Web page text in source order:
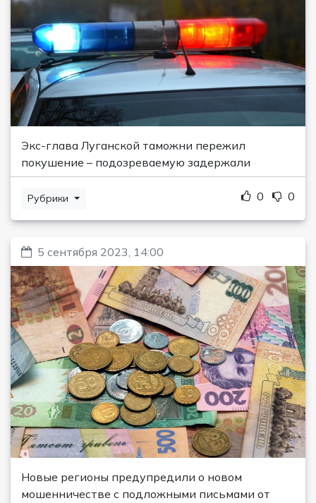
Экс-глава Луганской таможни пережил
покушение – подозреваемую задержали
Рубрики 0 0
5 сентября 2023, 14:00
Новые регионы предупредили о новом
мошенничестве с подложными письмами от